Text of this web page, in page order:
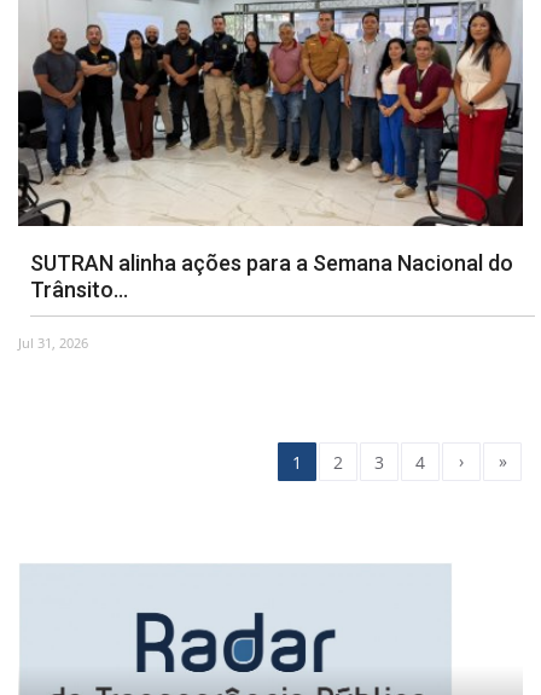
SUTRAN alinha ações para a Semana Nacional do
Trânsito...
Jul 31, 2026
1 2 3 4 › »